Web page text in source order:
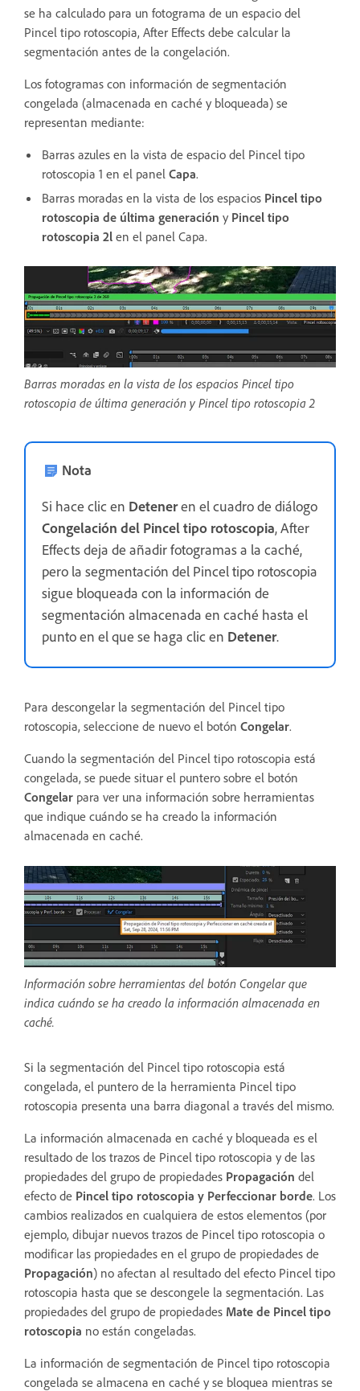
se ha calculado para un fotograma de un espacio del
Pincel tipo rotoscopia, After Effects debe calcular la
segmentación antes de la congelación.
Los fotogramas con información de segmentación
congelada (almacenada en caché y bloqueada) se
representan mediante:
Barras azules en la vista de espacio del Pincel tipo
rotoscopia 1 en el panel Capa.
Barras moradas en la vista de los espacios Pincel tipo
rotoscopia de última generación y Pincel tipo
rotoscopia 2l en el panel Capa.
Barras moradas en la vista de los espacios Pincel tipo
rotoscopia de última generación y Pincel tipo rotoscopia 2
Nota
Si hace clic en Deteneren el cuadro de diálogo
Congelación del Pincel tipo rotoscopia, After
Effects deja de añadir fotogramas a la caché,
pero la segmentación del Pincel tipo rotoscopia
sigue bloqueada con la información de
segmentación almacenada en caché hasta el
punto en el que se haga clic en Detener.
Para descongelar la segmentación del Pincel tipo
rotoscopia, seleccione de nuevo el botón Congelar.
Cuando la segmentación del Pincel tipo rotoscopia está
congelada, se puede situar el puntero sobre el botón
Congelar para ver una información sobre herramientas
que indique cuándo se ha creado la información
almacenada en caché.
Información sobre herramientas del botón Congelar que
indica cuándo se ha creado la información almacenada en
caché.
Si la segmentación del Pincel tipo rotoscopia está
congelada, el puntero de la herramienta Pincel tipo
rotoscopia presenta una barra diagonal a través del mismo.
La información almacenada en caché y bloqueada es el
resultado de los trazos de Pincel tipo rotoscopia y de las
propiedades del grupo de propiedades Propagación del
efecto de Pincel tipo rotoscopia y Perfeccionar borde. Los
cambios realizados en cualquiera de estos elementos (por
ejemplo, dibujar nuevos trazos de Pincel tipo rotoscopia o
modificar las propiedades en el grupo de propiedades de
Propagación) no afectan al resultado del efecto Pincel tipo
rotoscopia hasta que se descongele la segmentación. Las
propiedades del grupo de propiedades Mate de Pincel tipo
rotoscopia no están congeladas.
La información de segmentación de Pincel tipo rotoscopia
congelada se almacena en caché y se bloquea mientras se